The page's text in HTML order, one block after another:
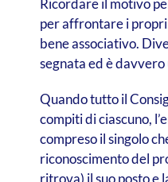
Ricordare il motivo
per affrontare i
bene associativo.
segnata ed è
Quando tutto il
compiti di ciascuno,
compreso il singolo
riconoscimento del
ritrova) il suo posto e